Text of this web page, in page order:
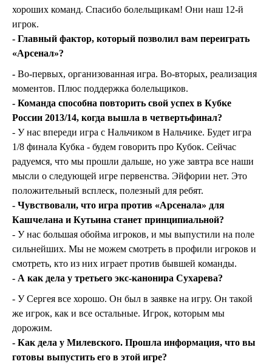
хороших команд. Спасибо болельщикам! Они наш 12-й
игрок.
- Главный фактор, который позволил вам переиграть
«Арсенал»?
- Во-первых, организованная игра. Во-вторых, реализация
моментов. Плюс поддержка болельщиков.
- Команда способна повторить свой успех в Кубке
России 2013/14, когда вышла в четвертьфинал?
- У нас впереди игра с Нальчиком в Нальчике. Будет игра
1/8 финала Кубка - будем говорить про Кубок. Сейчас
радуемся, что мы прошли дальше, но уже завтра все наши
мысли о следующей игре первенства. Эйфории нет. Это
положительный всплеск, полезный для ребят.
- Чувствовали, что игра против «Арсенала» для
Кашчелана и Кутьина станет принципиальной?
- У нас большая обойма игроков, и мы выпустили на поле
сильнейших. Мы не можем смотреть в профили игроков и
смотреть, кто из них играет против бывшей команды.
- А как дела у третьего экс-канонира Сухарева?
- У Сергея все хорошо. Он был в заявке на игру. Он такой
же игрок, как и все остальные. Игрок, которым мы
дорожим.
- Как дела у Милевского. Прошла информация, что вы
готовы выпустить его в этой игре?